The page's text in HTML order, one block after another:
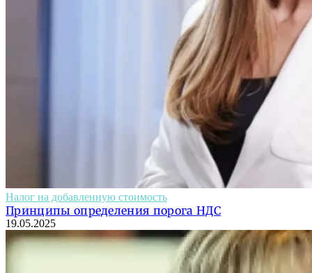
Налог на добавленную стоимость
Принципы определения порога НДС
19.05.2025